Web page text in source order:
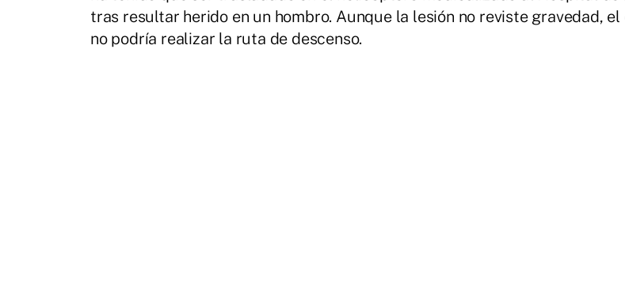
tras resultar herido en un hombro. Aunque la lesión no reviste gravedad,
no podría realizar la ruta de descenso.